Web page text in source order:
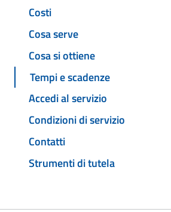
Costi
Cosa serve
Cosa si ottiene
Tempi e scadenze
Accedi al servizio
Condizioni di servizio
Contatti
Strumenti di tutela